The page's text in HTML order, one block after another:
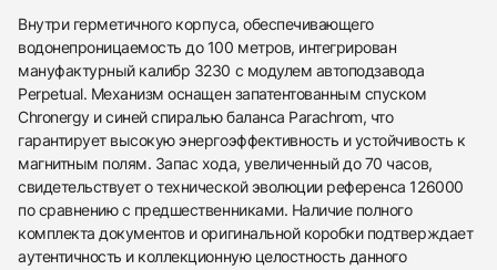
438
285
145
142
205
204
195
150
Внутри герметичного корпуса, обеспечивающего
водонепроницаемость до 100 метров, интегрирован
мануфактурный калибр 3230 с модулем автоподзавода
Perpetual. Механизм оснащен запатентованным спуском
Chronergy и синей спиралью баланса Parachrom, что
гарантирует высокую энергоэффективность и устойчивость к
магнитным полям. Запас хода, увеличенный до 70 часов,
свидетельствует о технической эволюции референса 126000
по сравнению с предшественниками. Наличие полного
комплекта документов и оригинальной коробки подтверждает
аутентичность и коллекционную целостность данного